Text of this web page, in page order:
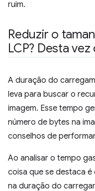
ruim.
Reduzir o
LCP? Desta
A duração do
leva para buscar o
imagem. Esse tempo
número de bytes na
conselhos de
Ao analisar o tempo
coisa que se destaca
na duração do